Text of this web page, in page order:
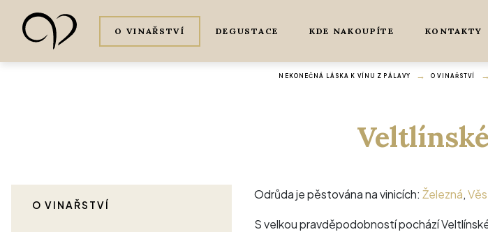
O VINAŘSTVÍ DEGUSTACE KDE NAKOUPÍTE KONTAKTY
NEKONEČNÁ LÁSKA K VÍNU Z PÁLAVY O VINAŘSTVÍ
O VINAŘSTVÍ
Odrůda je pěstována na vinicích: Železná,
S velkou pravděpodobností pochází